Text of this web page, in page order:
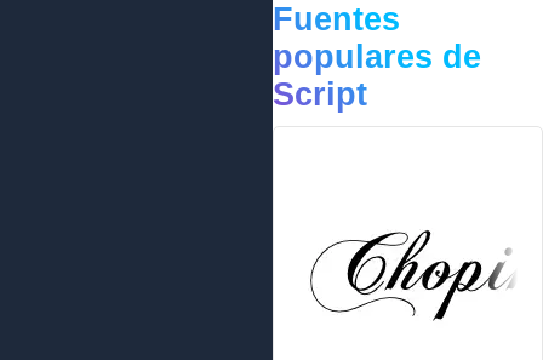
Fuentes
populares de
Script